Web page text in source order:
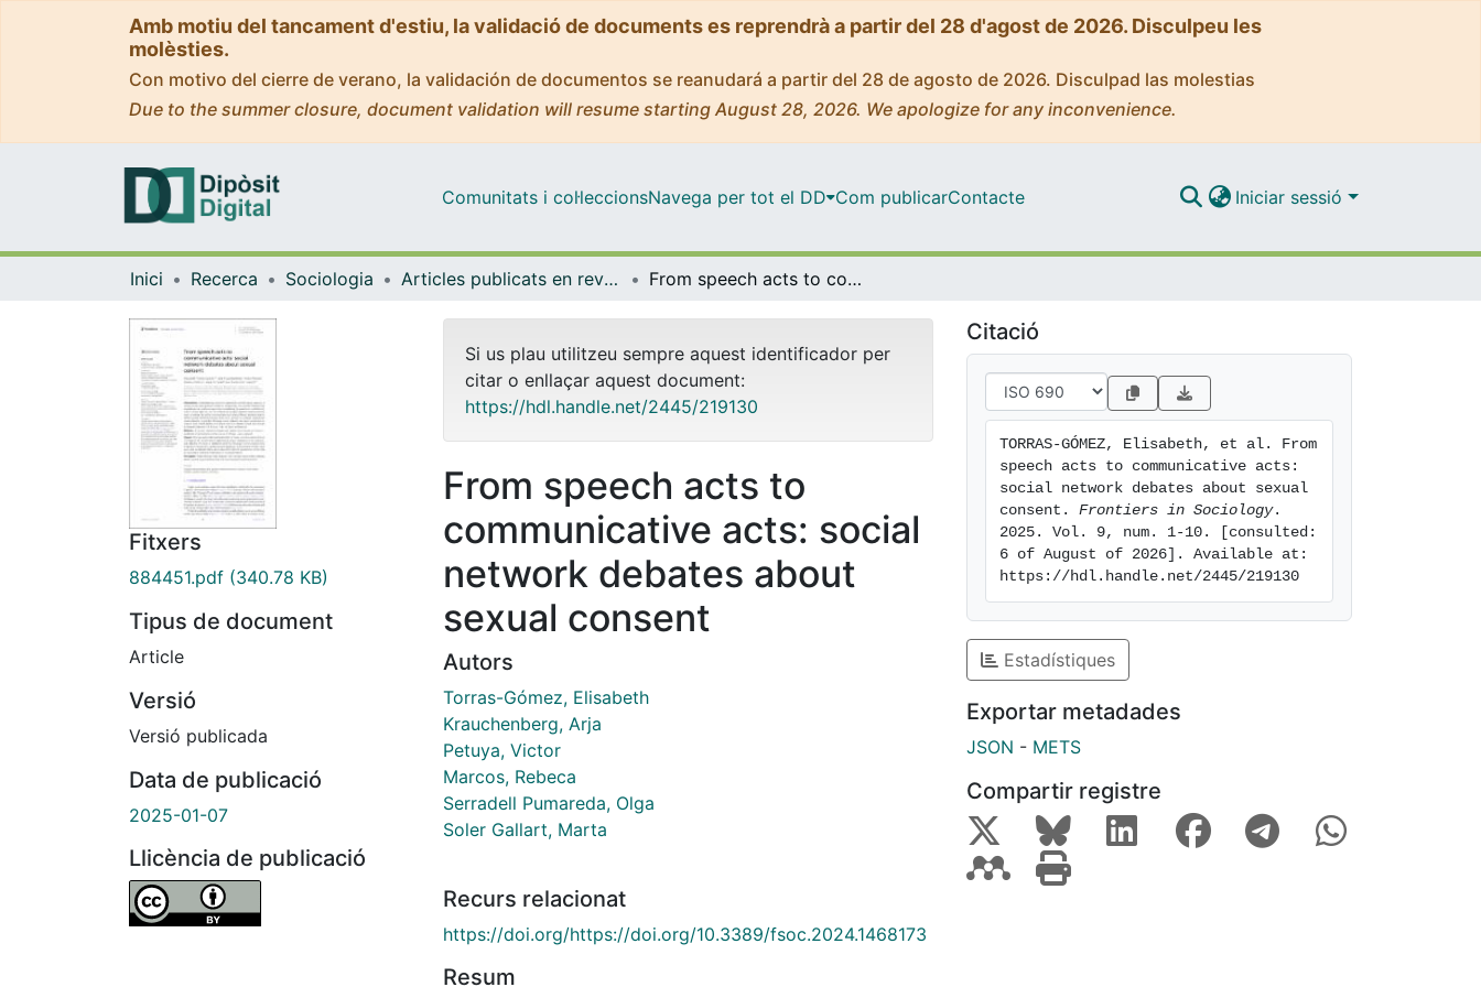
Amb motiu del tancament d'estiu, la validació de documents es reprendrà a partir del 28 d'agost de 2026. Disculpeu les
molèsties.
Con motivo del cierre de verano, la validación de documentos se reanudará a partir del 28 de agosto de 2026. Disculpad las molestias
Due to the summer closure, document validation will resume starting August 28, 2026. We apologize for any inconvenience.
Comunitats i col·leccionsNavega per tot el DD Com publicarContacte Iniciar sessió
Inici Recerca Sociologia Articles publicats en revistes (Sociologia) From speech acts to communicative acts: social network debates about sexual consent
Fitxers
884451.pdf (340.78 KB)
Tipus de document
Article
Versió
Versió publicada
Data de publicació
2025-01-07
Llicència de publicació
Si us plau utilitzeu sempre aquest identificador per
citar o enllaçar aquest document:
https://hdl.handle.net/2445/219130
From speech acts to
communicative acts: social
network debates about
sexual consent
Autors
Torras-Gómez, Elisabeth
Krauchenberg, Arja
Petuya, Victor
Marcos, Rebeca
Serradell Pumareda, Olga
Soler Gallart, Marta
Recurs relacionat
https://doi.org/https://doi.org/10.3389/fsoc.2024.1468173
Resum
Citació
TORRAS-GÓMEZ, Elisabeth, et al. From
speech acts to communicative acts:
social network debates about sexual
consent. Frontiers in Sociology.
2025. Vol. 9, num. 1-10. [consulted:
6 of August of 2026]. Available at:
https://hdl.handle.net/2445/219130
Estadístiques
Exportar metadades
JSON - METS
Compartir registre